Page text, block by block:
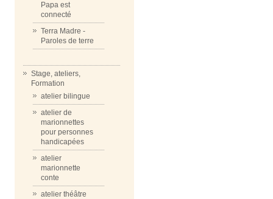
Papa est
connecté
Terra Madre -
Paroles de terre
Stage, ateliers,
Formation
atelier bilingue
atelier de
marionnettes
pour personnes
handicapées
atelier
marionnette
conte
atelier théâtre